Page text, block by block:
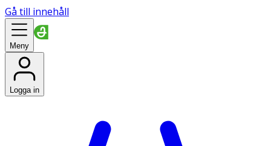
Gå till innehåll
Meny
Logga in